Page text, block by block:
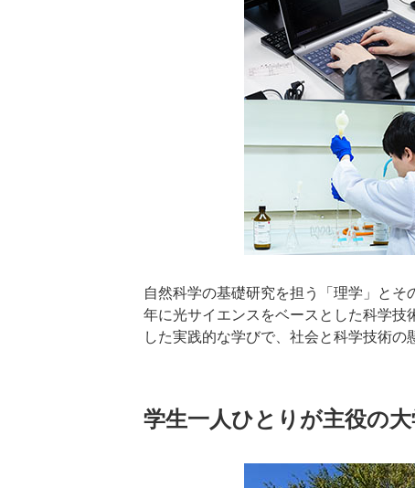
自然科学の基礎研究を担う「理学」と
年に光サイエンスをベースとした科学
した実践的な学びで、社会と科学技術の
学生一人ひとりが主役の